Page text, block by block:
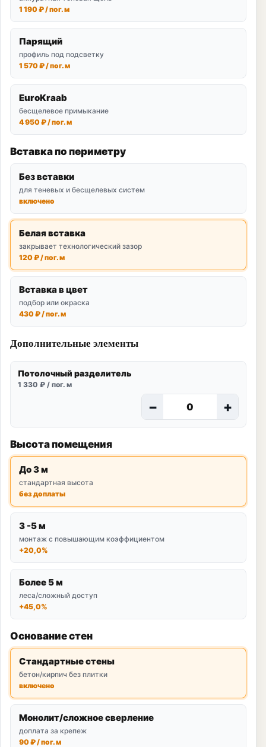
1 190 ₽ / пог. м
Парящий
профиль под подсветку
1 570 ₽ / пог. м
EuroKraab
бесщелевое примыкание
4 950 ₽ / пог. м
Вставка по периметру
Без вставки
для теневых и бесщелевых систем
включено
Белая вставка
закрывает технологический зазор
120 ₽ / пог. м
Вставка в цвет
подбор или окраска
430 ₽ / пог. м
Дополнительные элементы
Потолочный разделитель
1 330 ₽ / пог. м
− +
Высота помещения
До 3 м
стандартная высота
без доплаты
3 -5 м
монтаж с повышающим коэффициентом
+20,0%
Более 5 м
лесa/сложный доступ
+45,0%
Основание стен
Стандартные стены
бетон/кирпич без плитки
включено
Монолит/сложное сверление
доплата за крепеж
90 ₽ / пог. м